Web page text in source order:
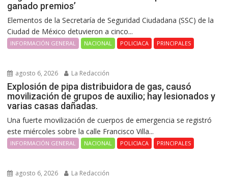
ganado premios’
Elementos de la Secretaría de Seguridad Ciudadana (SSC) de la
Ciudad de México detuvieron a cinco...
INFORMACIÓN GENERAL NACIONAL POLICIACA PRINCIPALES
agosto 6, 2026 La Redacción
Explosión de pipa distribuidora de gas, causó
movilización de grupos de auxilio; hay lesionados y
varias casas dañadas.
Una fuerte movilización de cuerpos de emergencia se registró
este miércoles sobre la calle Francisco Villa...
INFORMACIÓN GENERAL NACIONAL POLICIACA PRINCIPALES
agosto 6, 2026 La Redacción